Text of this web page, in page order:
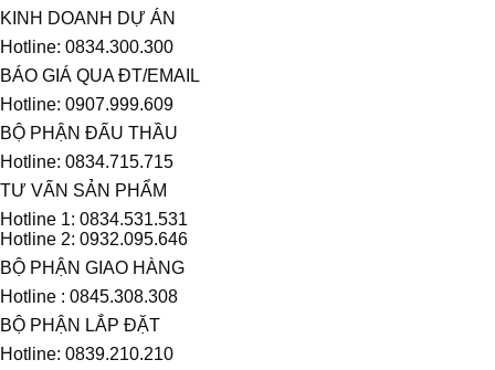
KINH DOANH DỰ ÁN
Hotline: 0834.300.300
BÁO GIÁ QUA ĐT/EMAIL
Hotline: 0907.999.609
BỘ PHẬN ĐẤU THẦU
Hotline: 0834.715.715
TƯ VẤN SẢN PHẨM
Hotline 1: 0834.531.531
Hotline 2: 0932.095.646
BỘ PHẬN GIAO HÀNG
Hotline : 0845.308.308
BỘ PHẬN LẮP ĐẶT
Hotline: 0839.210.210